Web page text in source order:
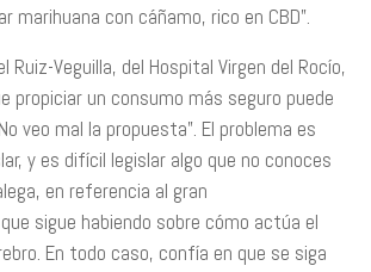
marihuana con cáñamo, rico en CBD”.
Ruiz-Veguilla, del Hospital Virgen del Rocío,
propiciar un consumo más seguro puede
veo mal la propuesta”. El problema es
y es difícil legislar algo que no conoces
en referencia al gran
sigue habiendo sobre cómo actúa el
En todo caso, confía en que se siga